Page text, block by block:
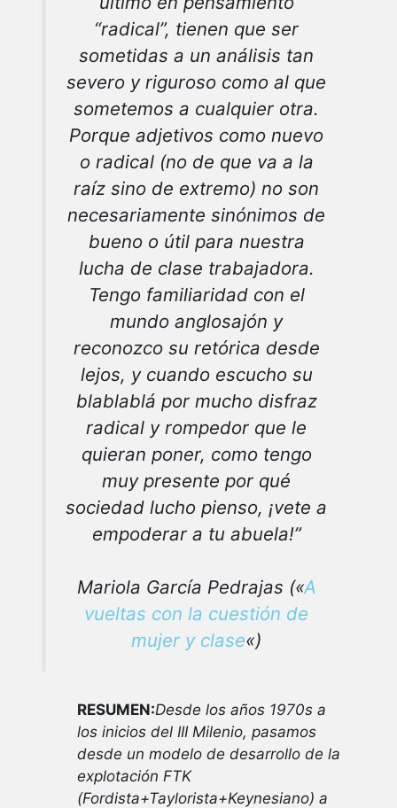
“radical”, tienen que ser
sometidas a un análisis tan
severo y riguroso como al que
sometemos a cualquier otra.
Porque adjetivos como nuevo
o radical (no de que va a la
raíz sino de extremo) no son
necesariamente sinónimos de
bueno o útil para nuestra
lucha de clase trabajadora.
Tengo familiaridad con el
mundo anglosajón y
reconozco su retórica desde
lejos, y cuando escucho su
blablablá por mucho disfraz
radical y rompedor que le
quieran poner, como tengo
muy presente por qué
sociedad lucho pienso, ¡vete a
empoderar a tu abuela!”
Mariola García Pedrajas («A
vueltas con la cuestión de
mujer y clase«)
RESUMEN:Desde los años 1970s a
los inicios del III Milenio, pasamos
desde un modelo de desarrollo de la
explotación FTK
(Fordista+Taylorista+Keynesiano) a